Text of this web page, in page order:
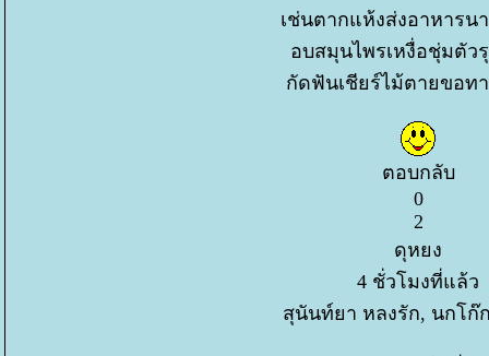
เช่นตากแห้งส่งอาหาร
อบสมุนไพรเหงื่อชุ่มตั
กัดฟันเชียร์ไม้ตายข
ตอบกลับ
0
2
ดุหยง
4 ชั่วโมงที่แล้ว
สุนันท์ยา หลงรัก, นกโก๊